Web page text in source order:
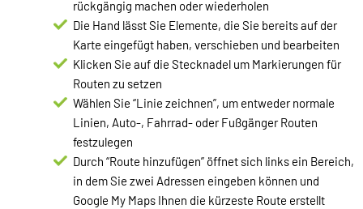
rückgängig machen oder wiederholen
Die Hand lässt Sie Elemente, die Sie bereits auf der
Karte eingefügt haben, verschieben und bearbeiten
Klicken Sie auf die Stecknadel um Markierungen für
Routen zu setzen
Wählen Sie “Linie zeichnen”, um entweder normale
Linien, Auto-, Fahrrad- oder Fußgänger Routen
festzulegen
Durch “Route hinzufügen” öffnet sich links ein Bereich,
in dem Sie zwei Adressen eingeben können und
Google My Maps Ihnen die kürzeste Route erstellt